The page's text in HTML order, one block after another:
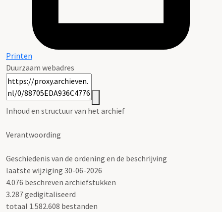
Printen
Duurzaam webadres
Inhoud en structuur van het archief
Verantwoording
Geschiedenis van de ordening en de beschrijving
laatste wijziging 30-06-2026
4.076 beschreven archiefstukken
3.287 gedigitaliseerd
totaal 1.582.608 bestanden